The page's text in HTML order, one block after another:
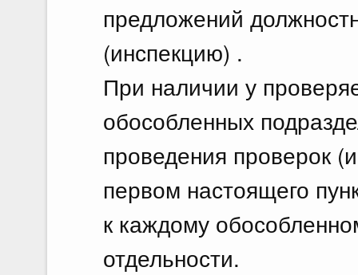
предложений
(инспекцию) .
При наличии у
обособленных
проведения проверок
первом настоящего
к каждому
отдельности.